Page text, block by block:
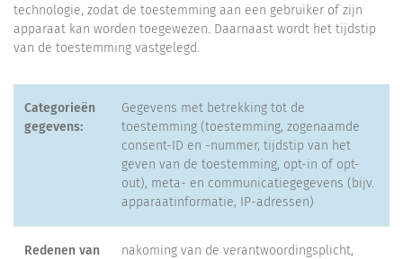
technologie, zodat de toestemming aan een gebruiker of zijn
apparaat kan worden toegewezen. Daarnaast wordt het tijdstip
van de toestemming vastgelegd.
Categorieën
gegevens:
Gegevens met betrekking tot de
toestemming (toestemming, zogenaamde
consent-ID en -nummer, tijdstip van het
geven van de toestemming, opt-in of opt-
out), meta- en communicatiegegevens (bijv.
apparaatinformatie, IP-adressen)
Redenen van
nakoming van de verantwoordingsplicht,